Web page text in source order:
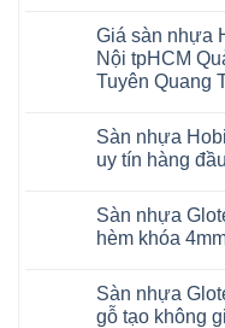
AI
37
AI
dày
12mm
to
tại
Hà
Nội
Xuân
Thanh
Trì
Cầu
Giấy
Tây
charm
wood
hobiwood
kosmos
mikado
4mm
6mm
thợ
Sửa
sàn
nhiêu
1m2
tại
và
Sàn
nhựa
Hobiwood
giả
khóa
4mm
6mm
su
có
hèm
minh
chống
bình
luận
ở
Sàn
và
Sàn
nhựa
giả
gỗ
hèm
thị
trường
rộng
Giá sàn nhựa
Nội tpHCM
Tuyên Quang
bình
luận
ở
nhựa
Hobiwood
4mm
cao
Hà
Sàn nhựa
uy tín hàng
bình
luận
ở
Hobiwood
4mm
6mm
Sàn nhựa
hèm khóa
bình
luận
ở
Sàn nhựa
gỗ tạo không